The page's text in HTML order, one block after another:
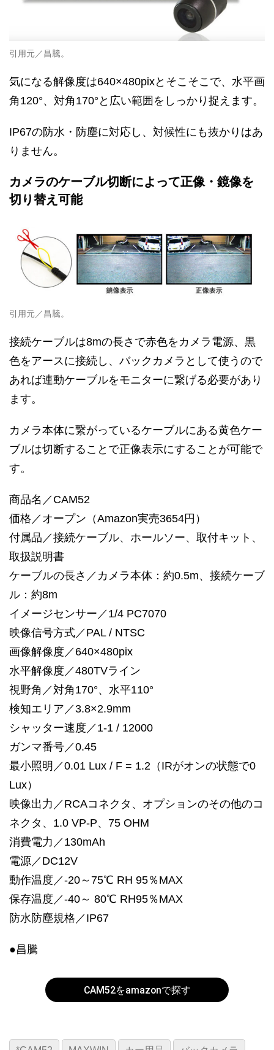
引用元／昌騰。
気になる解像度は640×480pixとそこそこで、水平画
角120°、対角170°と広い範囲をしっかり捉えます。
IP67の防水・防塵に対応し、対候性にも抜かりはあ
りません。
カメラのケーブル切断によって正像・鏡像を
切り替え可能
引用元／昌騰。
接続ケーブルは8mの長さで赤色をカメラ電源、黒
色をアースに接続し、バックカメラとして使うので
あれば連動ケーブルをモニターに繋げる必要があり
ます。
カメラ本体に繋がっているケーブルにある黄色ケー
ブルは切断することで正像表示にすることが可能で
す。
商品名／CAM52
価格／オープン（Amazon実売3654円）
付属品／接続ケーブル、ホールソー、取付キット、
取扱説明書
ケーブルの長さ／カメラ本体：約0.5m、接続ケーブ
ル：約8m
イメージセンサー／1/4 PC7070
映像信号方式／PAL / NTSC
画像解像度／640×480pix
水平解像度／480TVライン
視野角／対角170°、水平110°
検知エリア／3.8×2.9mm
シャッター速度／1-1 / 12000
ガンマ番号／0.45
最小照明／0.01 Lux / F = 1.2（IRがオンの状態で0
Lux）
映像出力／RCAコネクタ、オプションのその他のコ
ネクタ、1.0 VP-P、75 OHM
消費電力／130mAh
電源／DC12V
動作温度／-20～75℃ RH 95％MAX
保存温度／-40～ 80℃ RH95％MAX
防水防塵規格／IP67
●昌騰
CAM52をamazonで探す